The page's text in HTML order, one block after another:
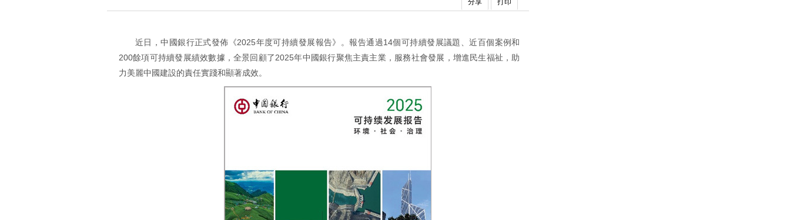
分享 打印
近日，中國銀行正式發佈《2025年度可持續發展報告》。報告通過14個可持續發展議題、近百個案例和
200餘項可持續發展績效數據，全景回顧了2025年中國銀行聚焦主責主業，服務社會發展，增進民生福祉，助
力美麗中國建設的責任實踐和顯著成效。